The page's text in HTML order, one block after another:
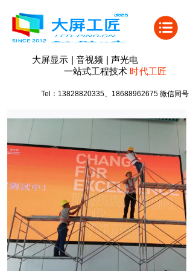
大屏显示 | 音视频 | 声光电
一站式工程技术时代工匠
Tel：13828820335、18688962675 微信同号